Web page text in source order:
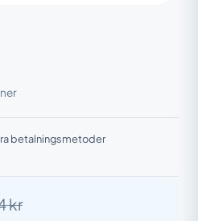
betalningsmetoder
kr